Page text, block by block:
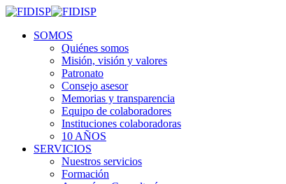
SOMOS
Quiénes somos
Misión, visión y valores
Patronato
Consejo asesor
Memorias y transparencia
Equipo de colaboradores
Instituciones colaboradoras
10 AÑOS
SERVICIOS
Nuestros servicios
Formación